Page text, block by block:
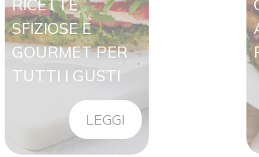
RICETTE
SFIZIOSE E
GOURMET PER
TUTTI I GUSTI
LEGGI